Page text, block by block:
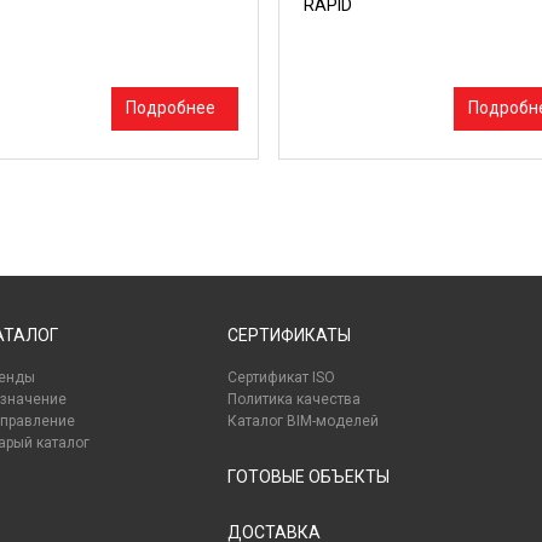
Подробнее
RAPID
каталог
СЕРТИФИКАТЫ
Сертификат ISO
Политика качества
Каталог BIM-моделей
ГОТОВЫЕ ОБЪЕКТЫ
ДОСТАВКА